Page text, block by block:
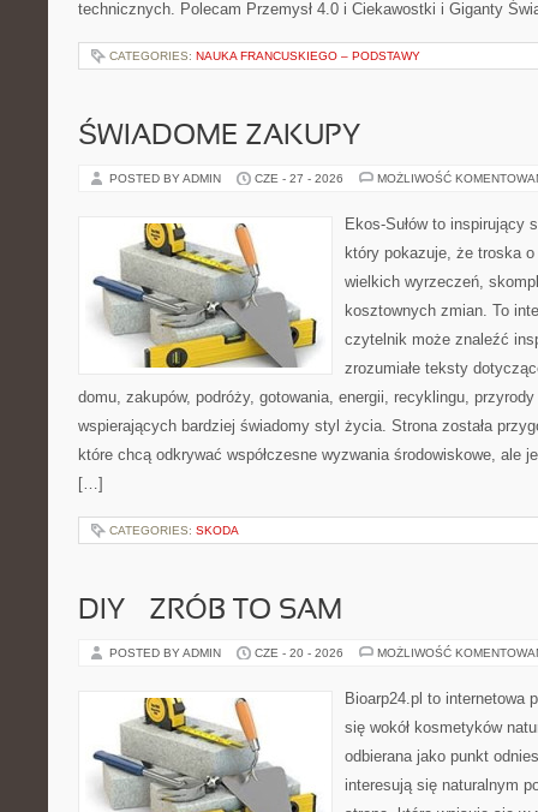
technicznych. Polecam Przemysł 4.0 i Ciekawostki i Giganty
CATEGORIES: NAUKA FRANCUSKIEGO – PODSTAWY
ŚWIADOME ZAKUPY
POSTED BY ADMIN CZE - 27 - 2026 MOŻLIWOŚĆ
Ekos-Sułów to inspirujący
który pokazuje, że troska
wielkich wyrzeczeń,
kosztownych zmian. To
czytelnik może znaleźć
zrozumiałe teksty
domu, zakupów, podróży, gotowania, energii, recyklingu,
wspierających bardziej świadomy styl życia. Strona została
które chcą odkrywać współczesne wyzwania środowiskowe, ale
[…]
CATEGORIES: SKODA
DIY – ZRÓB TO SAM
POSTED BY ADMIN CZE - 20 - 2026 MOŻLIWOŚĆ
Bioarp24.pl to internetowa
się wokół kosmetyków
odbierana jako punkt
interesują się naturalnym